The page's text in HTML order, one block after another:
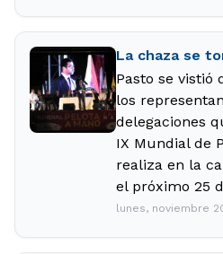
La chaza se
Pasto se vistió
los
delegaciones
IX Mundial de
realiza en la
el próximo 25
lunes, noviembre